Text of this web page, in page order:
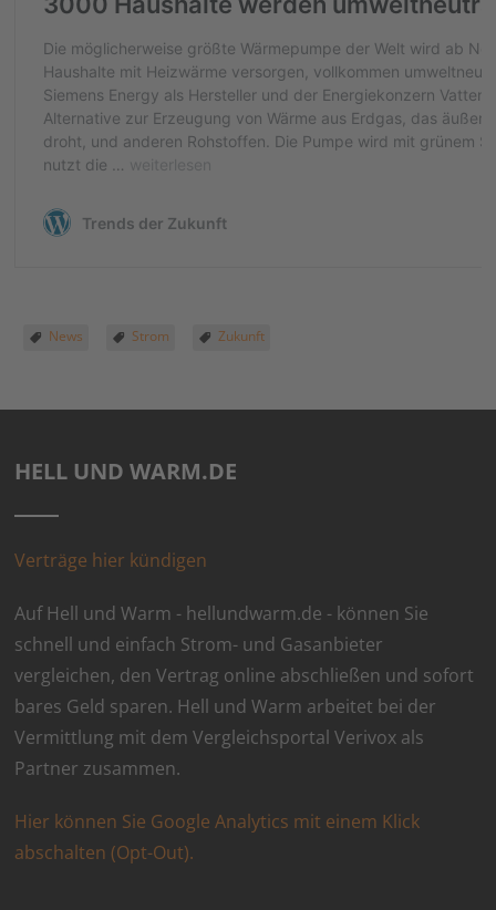
News Strom Zukunft
HELL UND WARM.DE
Verträge hier kündigen
Auf Hell und Warm - hellundwarm.de - können Sie
schnell und einfach Strom- und Gasanbieter
vergleichen, den Vertrag online abschließen und sofort
bares Geld sparen. Hell und Warm arbeitet bei der
Vermittlung mit dem Vergleichsportal Verivox als
Partner zusammen.
Hier können Sie Google Analytics mit einem Klick
abschalten (Opt-Out).